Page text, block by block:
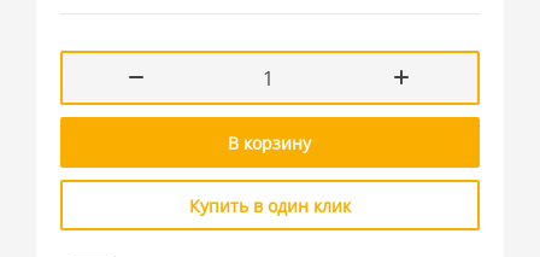
В корзину
Купить в один клик